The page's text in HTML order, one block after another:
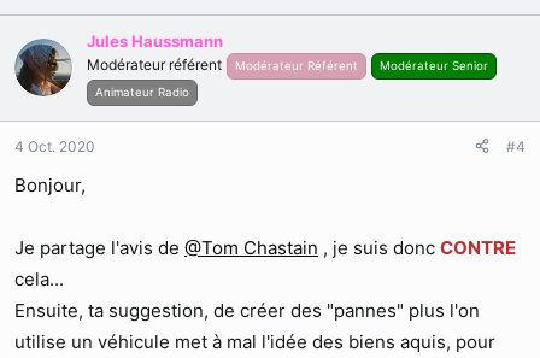
Jules Haussmann
Modérateur référent Modérateur Référent
Modérateur Senior
Animateur Radio
4 Oct. 2020 #4
Bonjour,
Je partage l'avis de @Tom Chastain , je suis donc CONTRE
cela...
Ensuite, ta suggestion, de créer des "pannes" plus l'on
utilise un véhicule met à mal l'idée des biens aquis, pour